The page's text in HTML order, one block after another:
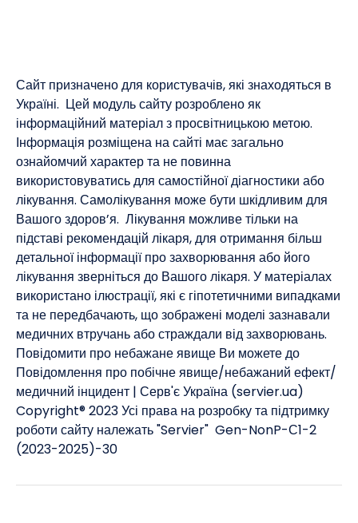
Сайт призначено для користувачів, які знаходяться в
Україні. Цей модуль сайту розроблено як
інформаційний матеріал з просвітницькою метою.
Інформація розміщена на сайті має загально
ознайомчий характер та не повинна
використовуватись для самостійної діагностики або
лікування. Самолікування може бути шкідливим для
Вашого здоров’я. Лікування можливе тільки на
підставі рекомендацій лікаря, для отримання більш
детальної інформації про захворювання або його
лікування зверніться до Вашого лікаря. У матеріалах
використано ілюстрації, які є гіпотетичними випадками
та не передбачають, що зображені моделі зазнавали
медичних втручань або страждали від захворювань. ​
Повідомити про небажане явище Ви можете до
Повідомлення про побічне явище/небажаний ефект/
медичний інцидент | Серв'є Україна (servier.ua)
Copyright® 2023 Усі права на розробку та підтримку
роботи сайту належать "Servier" Gen-NonP-С1-2
(2023-2025)-30